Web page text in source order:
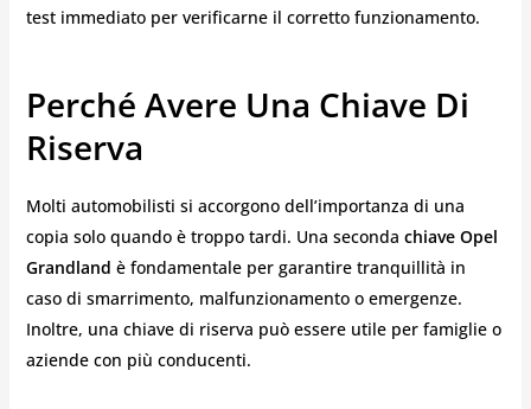
test immediato per verificarne il corretto funzionamento.
Perché Avere Una Chiave Di
Riserva
Molti automobilisti si accorgono dell’importanza di una
copia solo quando è troppo tardi. Una seconda chiave Opel
Grandland è fondamentale per garantire tranquillità in
caso di smarrimento, malfunzionamento o emergenze.
Inoltre, una chiave di riserva può essere utile per famiglie o
aziende con più conducenti.